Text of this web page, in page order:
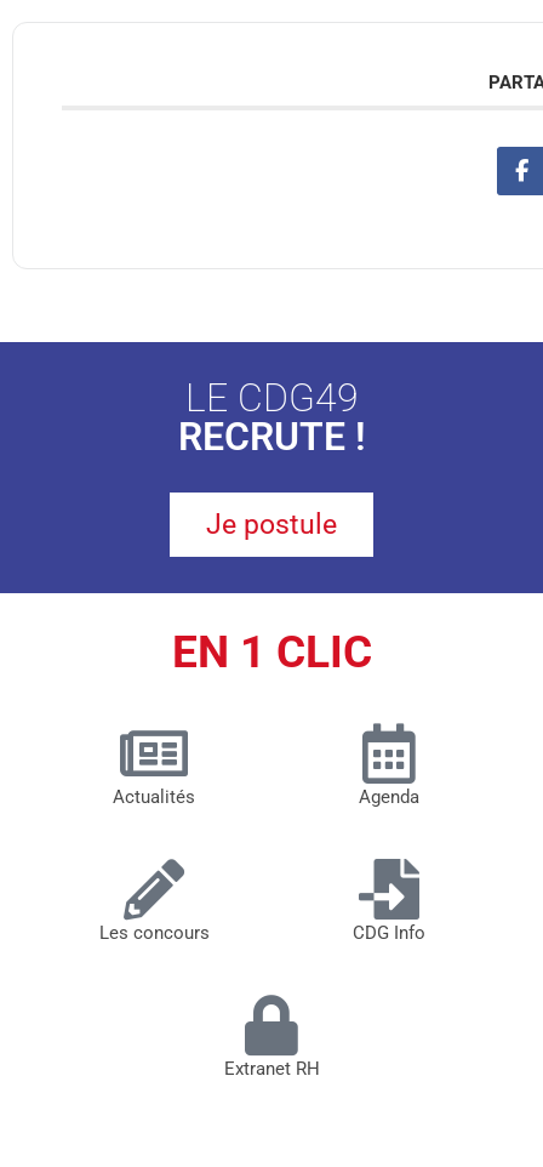
LE CDG49
RECRUTE !
Je postule
EN 1 CLIC
Actualités Agenda
Les concours CDG Info
Extranet RH